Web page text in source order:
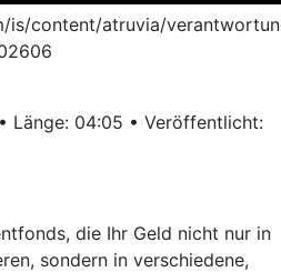
is/content/atruvia/
Länge: 04:05 • Veröffentlicht:
die Ihr Geld nicht nur in
sondern in verschiedene,